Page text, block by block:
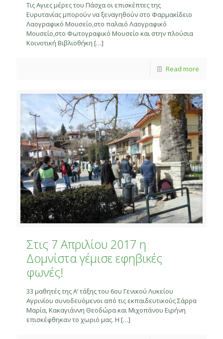
Τις Αγιες μέρες του Πάσχα οι επισκέπτες της
Ευρυτανίας μπορούν να ξεναγηθούν στο Φαρμακίδειο
Λαογραφικό Μουσείο,στο παλαιό Λαογραφικό
Μουσείο,στο Φωτογραφικό Μουσείο και στην πλούσια
Κοινοτική Βιβλιοθήκη […]
Read more
Στις 7 Απριλίου 2017 η
Δομνίστα γέμισε εφηβικές
φωνές!
33 μαθητές της Α’ τάξης του 6ου Γενικού Λυκείου
Αγρινίου συνοδευόμενοι από τις εκπαιδευτικούς Σάρρα
Μαρία, Κακαγιάννη Θεοδώρα και Μιχοπάνου Ειρήνη
επισκέφθηκαν το χωριό μας. Η […]